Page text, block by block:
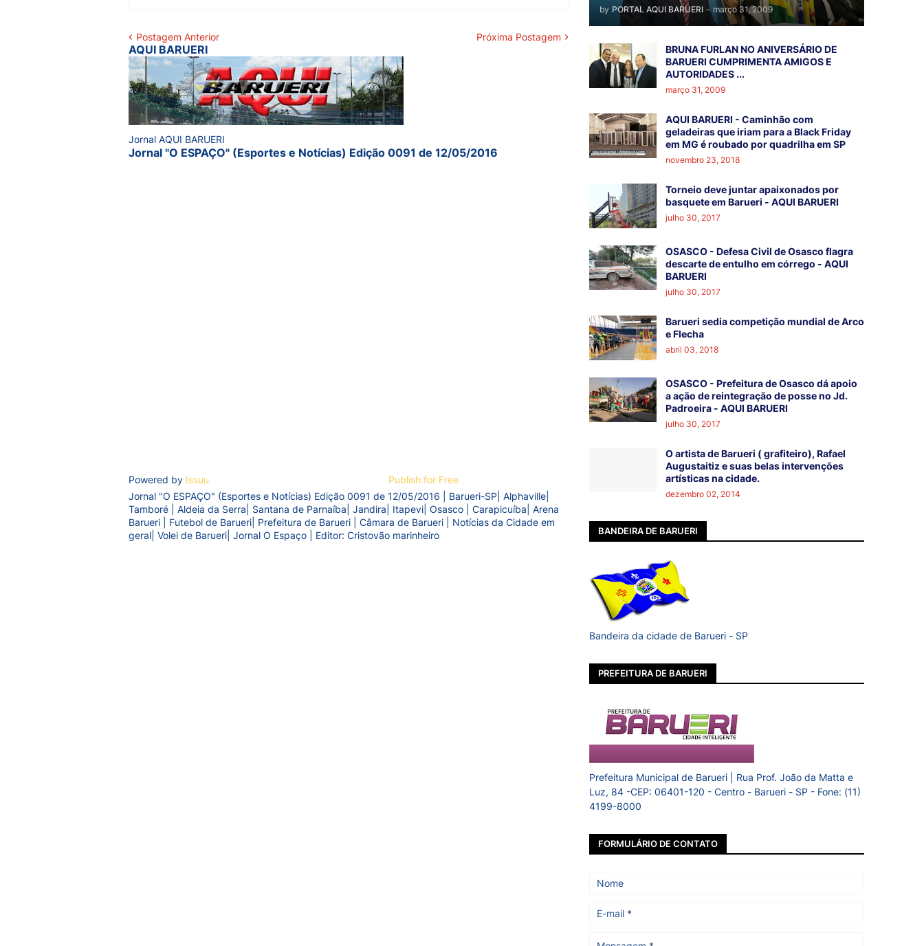
Postagem Anterior Próxima Postagem
AQUI BARUERI
Jornal AQUI BARUERI
Jornal "O ESPAÇO" (Esportes e Notícias) Edição 0091 de 12/05/2016
Powered by Issuu
Publish for Free
Jornal "O ESPAÇO" (Esportes e Notícias) Edição 0091 de 12/05/2016 | Barueri-SP| Alphaville|
Tamboré | Aldeia da Serra| Santana de Parnaíba| Jandira| Itapevi| Osasco | Carapicuíba| Arena
Barueri | Futebol de Barueri| Prefeitura de Barueri | Câmara de Barueri | Notícias da Cidade em
geral| Volei de Barueri| Jornal O Espaço | Editor: Cristovão marinheiro
by PORTAL AQUI BARUERI - março 31, 2009
BRUNA FURLAN NO ANIVERSÁRIO DE
BARUERI CUMPRIMENTA AMIGOS E
AUTORIDADES ...
março 31, 2009
AQUI BARUERI - Caminhão com
geladeiras que iriam para a Black Friday
em MG é roubado por quadrilha em SP
novembro 23, 2018
Torneio deve juntar apaixonados por
basquete em Barueri - AQUI BARUERI
julho 30, 2017
OSASCO - Defesa Civil de Osasco flagra
descarte de entulho em córrego - AQUI
BARUERI
julho 30, 2017
Barueri sedia competição mundial de Arco
e Flecha
abril 03, 2018
OSASCO - Prefeitura de Osasco dá apoio
a ação de reintegração de posse no Jd.
Padroeira - AQUI BARUERI
julho 30, 2017
O artista de Barueri ( grafiteiro), Rafael
Augustaitiz e suas belas intervenções
artísticas na cidade.
dezembro 02, 2014
BANDEIRA DE BARUERI
Bandeira da cidade de Barueri - SP
PREFEITURA DE BARUERI
Prefeitura Municipal de Barueri | Rua Prof. João da Matta e
Luz, 84 -CEP: 06401-120 - Centro - Barueri - SP - Fone: (11)
4199-8000
FORMULÁRIO DE CONTATO